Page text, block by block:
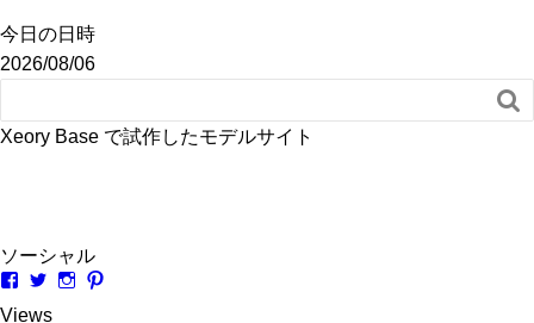
今日の日時
2026/08/06

Xeory Base で試作したモデルサイト
ソーシャル
kobatoradio
ん
amadeusrecord
ん
amadeusrecord
Views